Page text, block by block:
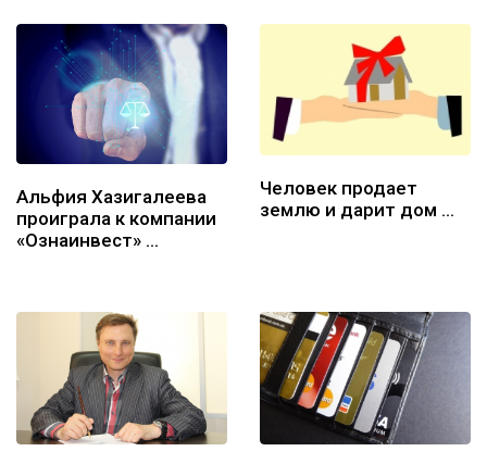
Альфия Хазигалеева
проиграла к компании
«Ознаинвест» …
Человек продает
землю и дарит дом …